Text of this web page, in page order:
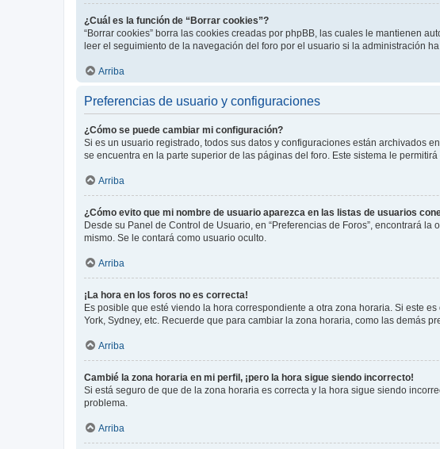
¿Cuál es la función de “Borrar cookies”?
“Borrar cookies” borra las cookies creadas por phpBB, las cuales le mantienen
leer el seguimiento de la navegación del foro por el usuario si la administración
Arriba
Preferencias de usuario y configuraciones
¿Cómo se puede cambiar mi configuración?
Si es un usuario registrado, todos sus datos y configuraciones están archivados
se encuentra en la parte superior de las páginas del foro. Este sistema le
Arriba
¿Cómo evito que mi nombre de usuario aparezca en las listas de usuarios
Desde su Panel de Control de Usuario, en “Preferencias de Foros”, encontrará la
mismo. Se le contará como usuario oculto.
Arriba
¡La hora en los foros no es correcta!
Es posible que esté viendo la hora correspondiente a otra zona horaria. Si este
York, Sydney, etc. Recuerde que para cambiar la zona horaria, como las demás
Arriba
Cambié la zona horaria en mi perfil, ¡pero la hora sigue siendo incorrecto!
Si está seguro de que de la zona horaria es correcta y la hora sigue siendo
problema.
Arriba